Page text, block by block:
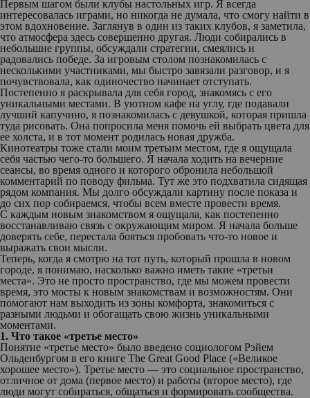
Первым шагом были клубы настольных игр. Я всегда
интересовалась играми, но никогда не думала, что смогу найти в
этом вдохновение. Заглянув в один из таких клубов, я заметила,
что атмосфера здесь совершенно другая. Люди собирались в
небольшие группы, обсуждали стратегии, смеялись и
радовались победе. За игровым столом познакомилась с
несколькими участниками, мы быстро завязали разговор, и я
почувствовала, как одиночество начинает отступать.
Постепенно я раскрывала для себя город, знакомясь с его
уникальными местами. В уютном кафе на углу, где подавали
лучший капучино, я познакомилась с девушкой, которая пришла
туда рисовать. Она попросила меня помочь ей выбрать цвета для
ее холста, и в тот момент родилась новая дружба.
Кинотеатры тоже стали моим третьим местом, где я ощущала
себя частью чего-то большего. Я начала ходить на вечерние
сеансы, во время одного и которого обронила небольшой
комментарий по поводу фильма. Тут же это подхватила сидящая
рядом компания. Мы долго обсуждали картину после показа и
до сих пор собираемся, чтобы всем вместе провести время.
С каждым новым знакомством я ощущала, как постепенно
восстанавливаю связь с окружающим миром. Я начала больше
доверять себе, перестала бояться пробовать что-то новое и
выражать свои мысли.
Теперь, когда я смотрю на тот путь, который прошла в новом
городе, я понимаю, насколько важно иметь такие «третьи
места». Это не просто пространство, где мы можем провести
время, это мосты к новым знакомствам и возможностям. Они
помогают нам выходить из зоны комфорта, знакомиться с
разными людьми и обогащать свою жизнь уникальными
моментами.
1. Что такое «третье место»
Понятие «третье место» было введено социологом Рэйем
Ольденбургом в его книге The Great Good Place («Великое
хорошее место»). Третье место — это социальное пространство,
отличное от дома (первое место) и работы (второе место), где
люди могут собираться, общаться и формировать сообщества.